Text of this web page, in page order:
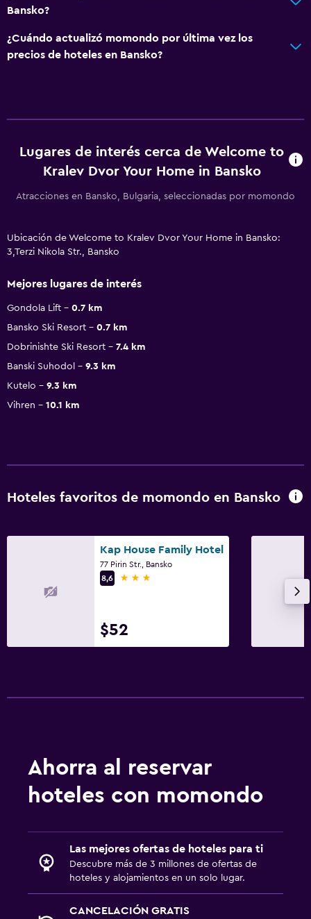
Bansko?
¿Cuándo actualizó momondo por última vez los
precios de hoteles en Bansko?
Lugares de interés cerca de Welcome to
Kralev Dvor Your Home in Bansko
Atracciones en Bansko, Bulgaria, seleccionadas por momondo
Ubicación de Welcome to Kralev Dvor Your Home in Bansko:
3,Terzi Nikola Str., Bansko
Mejores lugares de interés
Gondola Lift
0.7 km
Bansko Ski Resort
0.7 km
Dobrinishte Ski Resort
7.4 km
Banski Suhodol
9.3 km
Kutelo
9.3 km
Vihren
10.1 km
Hoteles favoritos de momondo en Bansko
Kap House Family Hotel
77 Pirin Str., Bansko
8,6
3 estrellas
$52
Ahorra al reservar
hoteles con momondo
Las mejores ofertas de hoteles para ti
Descubre más de 3 millones de ofertas de
hoteles y alojamientos en un solo lugar.
CANCELACIÓN GRATIS